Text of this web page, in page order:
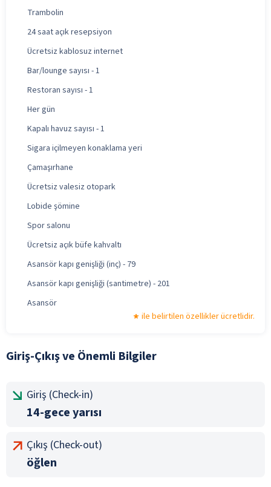
Trambolin
24 saat açık resepsiyon
Ücretsiz kablosuz internet
Bar/lounge sayısı - 1
Restoran sayısı - 1
Her gün
Kapalı havuz sayısı - 1
Sigara içilmeyen konaklama yeri
Çamaşırhane
Ücretsiz valesiz otopark
Lobide şömine
Spor salonu
Ücretsiz açık büfe kahvaltı
Asansör kapı genişliği (inç) - 79
Asansör kapı genişliği (santimetre) - 201
Asansör
ile belirtilen özellikler ücretlidir.
Giriş-Çıkış ve Önemli Bilgiler
Giriş (Check-in)
14-gece yarısı
Çıkış (Check-out)
öğlen